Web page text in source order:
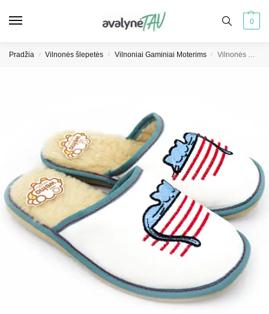
0
Pradžia / Vilnonės šlepetės / Vilnoniai Gaminiai Moterims / Vilnonės moteriškos šlepetės K-4066